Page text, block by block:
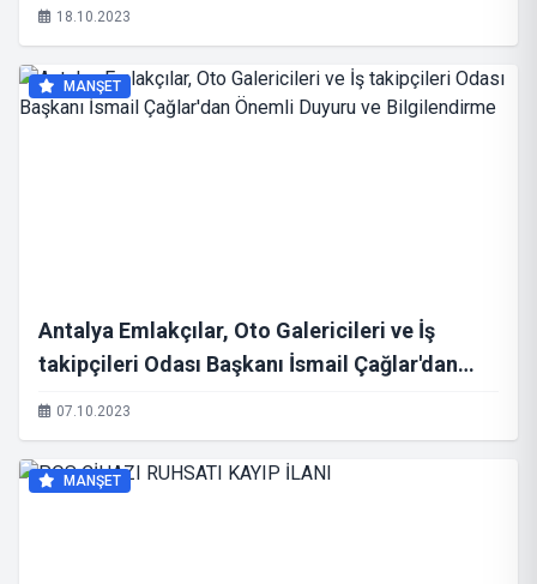
18.10.2023
MANŞET
Antalya Emlakçılar, Oto Galericileri ve İş
takipçileri Odası Başkanı İsmail Çağlar'dan
Önemli Duyuru ve Bilgilendirme
07.10.2023
MANŞET